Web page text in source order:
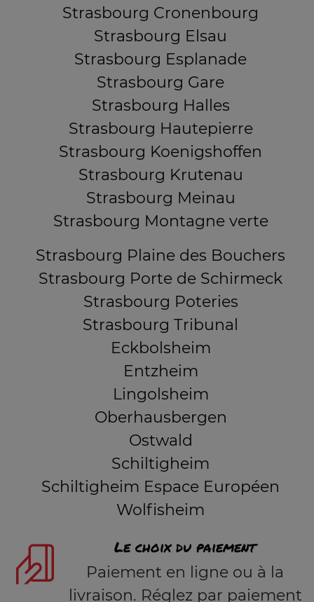
Strasbourg Cronenbourg
Strasbourg Elsau
Strasbourg Esplanade
Strasbourg Gare
Strasbourg Halles
Strasbourg Hautepierre
Strasbourg Koenigshoffen
Strasbourg Krutenau
Strasbourg Meinau
Strasbourg Montagne verte
Strasbourg Plaine des Bouchers
Strasbourg Porte de Schirmeck
Strasbourg Poteries
Strasbourg Tribunal
Eckbolsheim
Entzheim
Lingolsheim
Oberhausbergen
Ostwald
Schiltigheim
Schiltigheim Espace Européen
Wolfisheim
Le choix du paiement
Paiement en ligne ou à la
livraison. Réglez par paiement